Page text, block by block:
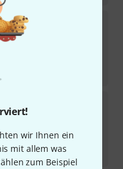
wir Ihnen ein
mit allem was
zum Beispiel
Bundle
€